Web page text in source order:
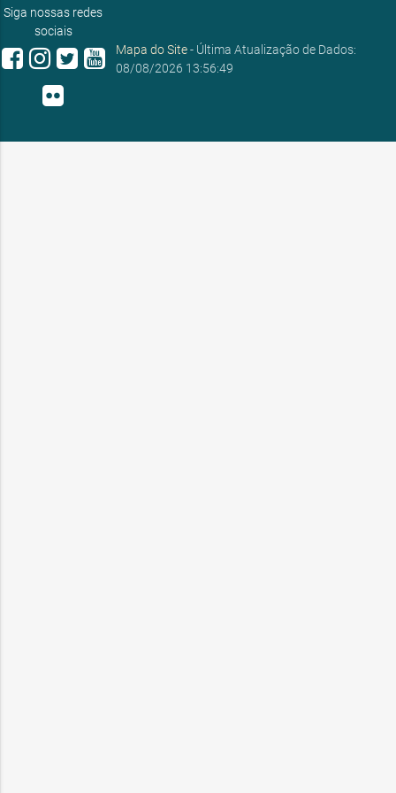
Siga nossas redes
sociais
Mapa do Site- Última Atualização de Dados:
08/08/2026 13:56:49